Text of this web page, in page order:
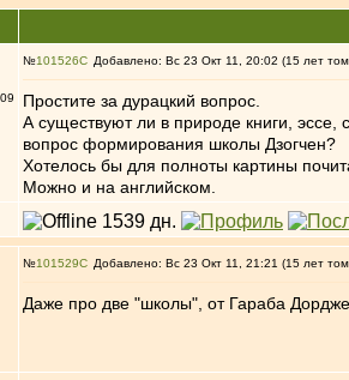
№101526 Добавлено: Вс 23 Окт 11, 20:02 (15 лет
Простите за дурацкий вопрос.
А существуют ли в природе книги, эссе,
вопрос формирования школы Дзогчен?
Хотелось бы для полноты картины
Можно и на английском.
№101529 Добавлено: Вс 23 Окт 11, 21:21 (15 лет
Даже про две "школы", от Гараба